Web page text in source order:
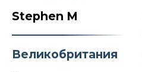
Stephen M
Великобритания